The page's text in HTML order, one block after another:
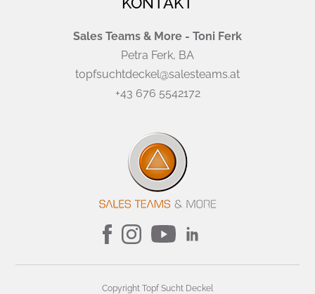
Sales Teams & More - Toni Ferk
Petra Ferk, BA
topfsuchtdeckel@salesteams.at
+43 676 5542172
Copyright Topf Sucht Deckel